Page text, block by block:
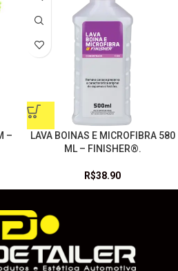
–
LAVA BOINAS E MICROFIBRA 580
ML – FINISHER®.
R$38.90